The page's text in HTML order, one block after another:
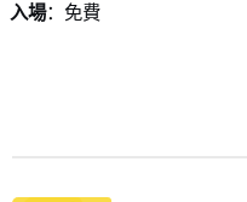
入場：免費